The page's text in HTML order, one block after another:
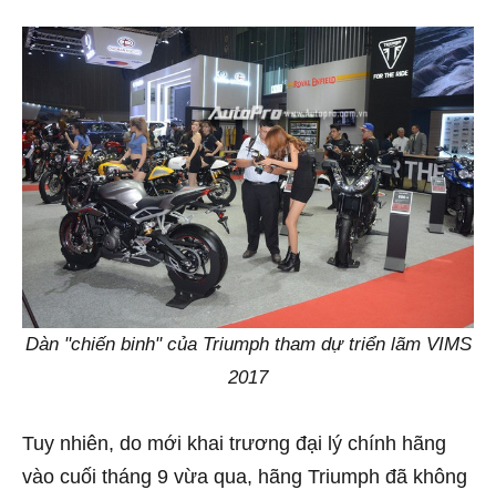
Dàn "chiến binh" của Triumph tham dự triển lãm VIMS
2017
Tuy nhiên, do mới khai trương đại lý chính hãng
vào cuối tháng 9 vừa qua, hãng Triumph đã không